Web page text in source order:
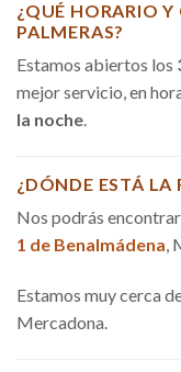
¿QUÉ HORARIO Y
PALMERAS?
Estamos abiertos los
mejor servicio, en
la noche.
¿DÓNDE ESTÁ LA
Nos podrás encontrar
1 de Benalmádena,
Estamos muy cerca
Mercadona.